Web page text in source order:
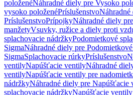
položenéNáhradné diely pre Vysoko
vysoko položenéPríslušenstvoNáhradné
PríslušenstvoPrípojkyNáhradné diely
manžetyVsuvky, ružice a diely proti
splachovacie nádržkyPodomietkové
SigmaNáhradné diely pre
SigmaSplachovacie rúrkyPríslušenstvo
ventilyNapúšťacie ventilyNáhradné
ventilyNapúšťacie ventily pre
nádržkyNáhradné diely pre Napúšťacie
splachovacie nádržkyNapúšťacie